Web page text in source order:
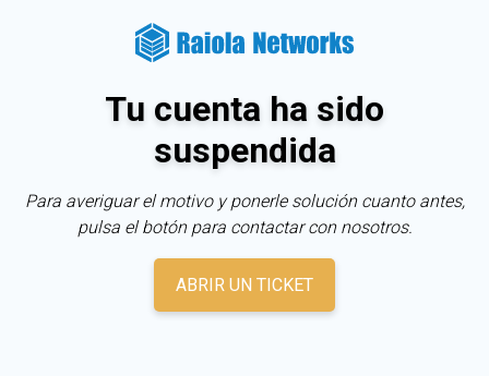
Tu cuenta ha sido
suspendida
Para averiguar el motivo y ponerle solución cuanto antes,
pulsa el botón para contactar con nosotros.
ABRIR UN TICKET